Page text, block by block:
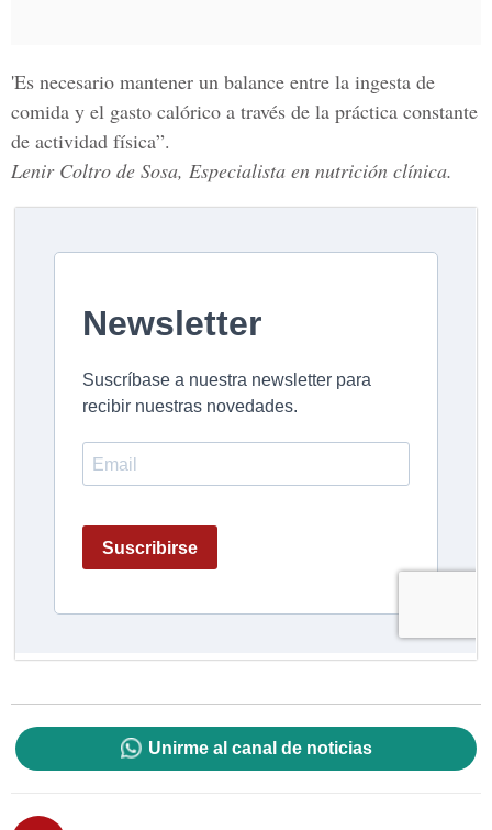
'Es necesario mantener un balance entre la ingesta de
comida y el gasto calórico a través de la práctica constante
de actividad física”.
Lenir Coltro de Sosa, Especialista en nutrición clínica.
Unirme al canal de noticias